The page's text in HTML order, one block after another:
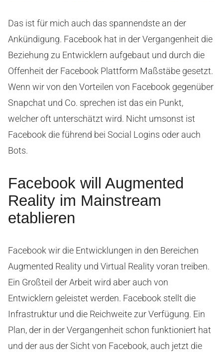
Das ist für mich auch das spannendste an der
Ankündigung. Facebook hat in der Vergangenheit die
Beziehung zu Entwicklern aufgebaut und durch die
Offenheit der Facebook Plattform Maßstäbe gesetzt.
Wenn wir von den Vorteilen von Facebook gegenüber
Snapchat und Co. sprechen ist das ein Punkt,
welcher oft unterschätzt wird. Nicht umsonst ist
Facebook die führend bei Social Logins oder auch
Bots.
Facebook will Augmented
Reality im Mainstream
etablieren
Facebook wir die Entwicklungen in den Bereichen
Augmented Reality und Virtual Reality voran treiben.
Ein Großteil der Arbeit wird aber auch von
Entwicklern geleistet werden. Facebook stellt die
Infrastruktur und die Reichweite zur Verfügung. Ein
Plan, der in der Vergangenheit schon funktioniert hat
und der aus der Sicht von Facebook, auch jetzt die